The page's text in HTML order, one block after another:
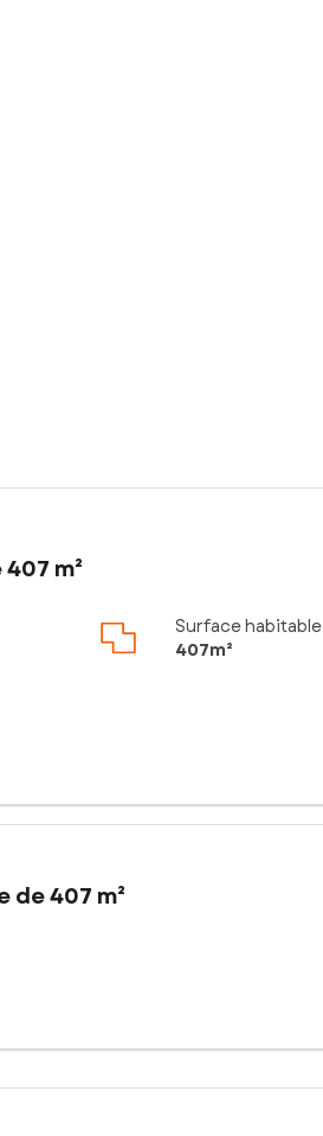
m²
Surface habitable
407m²
407 m²
decazevillois : cet immeuble de
commodités, commerces, écoles et
de vous le faire découvrir.